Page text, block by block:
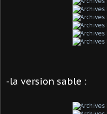
-la version sable :